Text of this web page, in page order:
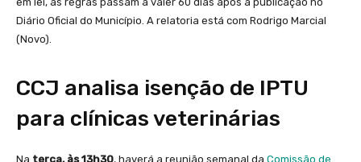
Diário Oficial do Município. A relatoria está com Rodrigo Marcial
(Novo).
CCJ analisa isenção de IPTU
para clínicas veterinárias
Na terça, às 13h30, haverá a reunião semanal da Comissão de